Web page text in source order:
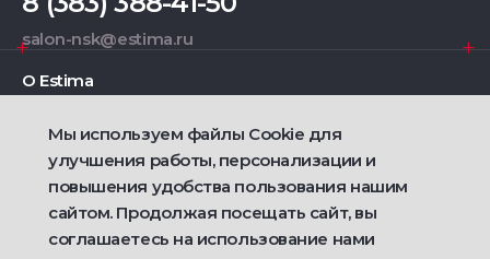
salon-nsk@estima.ru
О Estima
Дизайнерам
Фирменные салоны
2021 — 2026 © Estima
Мы используем файлы Cookie для
улучшения работы, персонализации и
повышения удобства пользования нашим
сайтом. Продолжая посещать сайт, вы
соглашаетесь на использование нами